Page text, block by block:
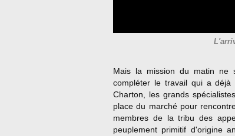
Mais la mission du matin ne
compléter le travail qui a
Charton, les grands
place du marché pour
membres de la tribu des
peuplement primitif d'origine